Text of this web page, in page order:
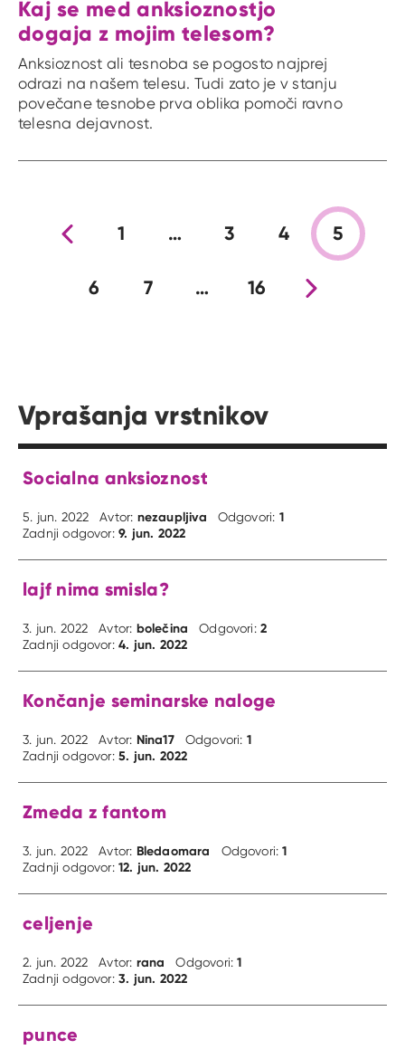
Kaj se med anksioznostjo
dogaja z mojim telesom?
Anksioznost ali tesnoba se pogosto najprej
odrazi na našem telesu. Tudi zato je v stanju
povečane tesnobe prva oblika pomoči ravno
telesna dejavnost.
Prejšnja stran
1 … 3 4 5
6 7 … 16Nova stran
Vprašanja vrstnikov
Socialna anksioznost
5. jun. 2022 Avtor: nezaupljiva Odgovori: 1
Zadnji odgovor:9. jun. 2022
lajf nima smisla?
3. jun. 2022 Avtor: bolečina Odgovori:2
Zadnji odgovor:4. jun. 2022
Končanje seminarske naloge
3. jun. 2022 Avtor: Nina17 Odgovori: 1
Zadnji odgovor:5. jun. 2022
Zmeda z fantom
3. jun. 2022 Avtor: Bledaomara Odgovori:1
Zadnji odgovor:12. jun. 2022
celjenje
2. jun. 2022 Avtor: rana Odgovori:1
Zadnji odgovor:3. jun. 2022
punce